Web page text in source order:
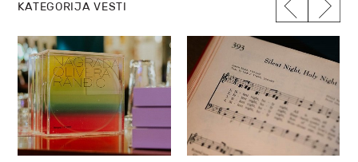
KATEGORIJA VESTI